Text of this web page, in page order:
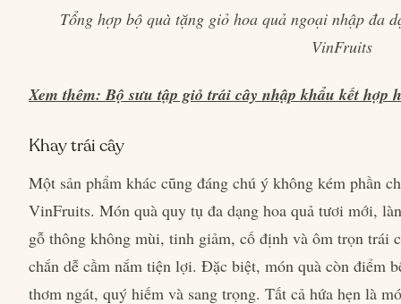
Tổng hợp bộ quà tặng giỏ hoa quả ngoại nhập đa
VinFruits
Xem thêm: Bộ sưu tập giỏ trái cây nhập khẩu kết
Khay trái cây
Một sản phẩm khác cũng đáng chú ý không kém phần
VinFruits. Món quà quy tụ đa dạng hoa quả tươi mới,
gỗ thông không mùi, tinh giảm, cố định và ôm trọn trái
chắn dễ cầm nắm tiện lợi. Đặc biệt, món quà còn điểm
thơm ngát, quý hiếm và sang trọng. Tất cả hứa hẹn là